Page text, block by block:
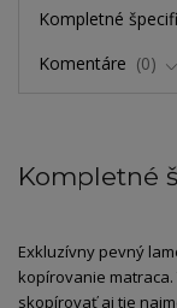
Kompletné
Komentáre
0
Kompletné
Exkluzívny pevný
kopírovanie
skopírovať aj tie